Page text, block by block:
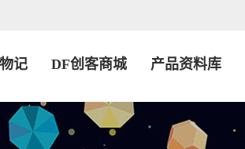
记 DF创客商城 产品资料库